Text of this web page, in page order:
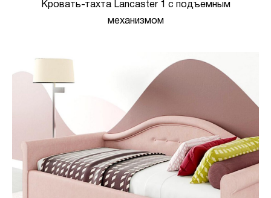
Кровать-тахта Lancaster 1 с подъемным
механизмом